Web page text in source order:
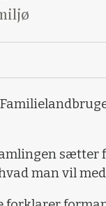
sætter
man vil